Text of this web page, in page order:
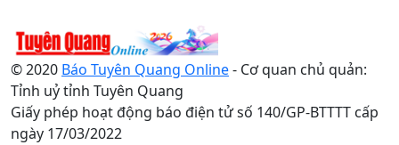
© 2020 Báo Tuyên Quang Online- Cơ quan chủ quản:
Tỉnh uỷ tỉnh Tuyên Quang
Giấy phép hoạt động báo điện tử số 140/GP-BTTTT cấp
ngày 17/03/2022